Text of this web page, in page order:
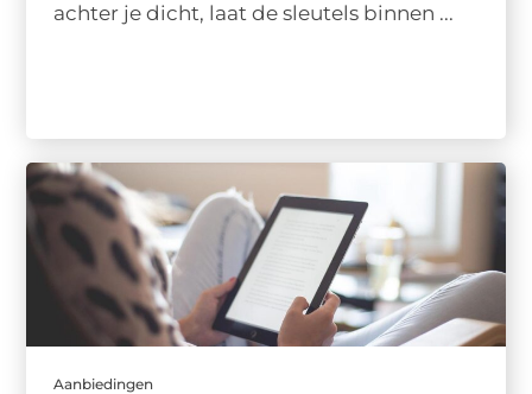
achter je dicht, laat de sleutels binnen ...
Aanbiedingen